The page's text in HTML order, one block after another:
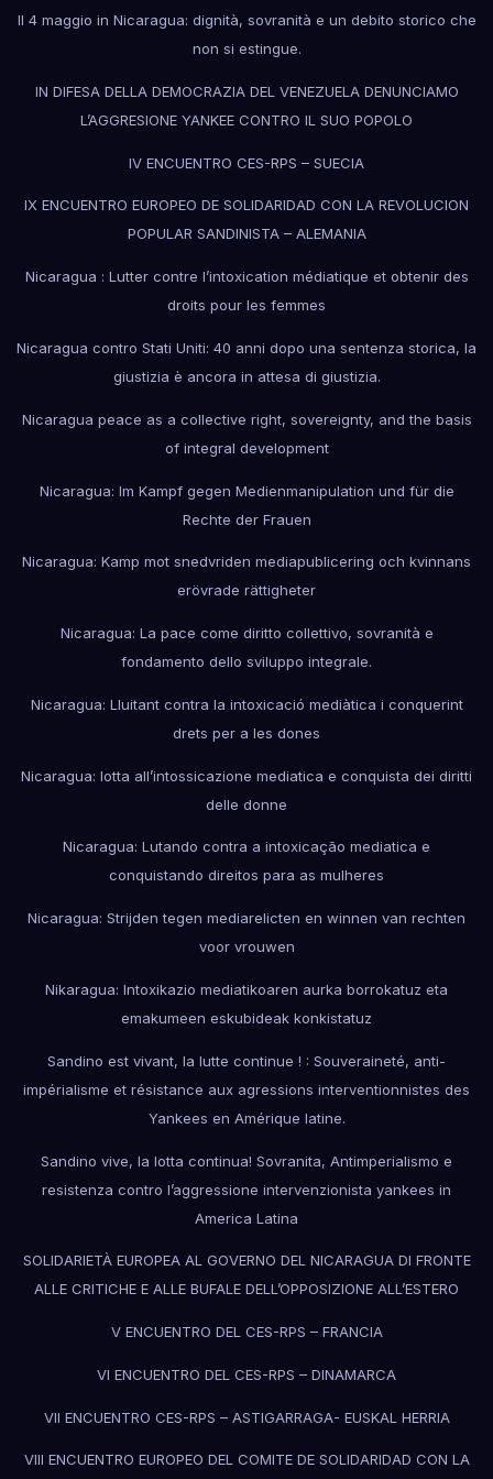
Il 4 maggio in Nicaragua: dignità, sovranità e un debito storico che
non si estingue.
IN DIFESA DELLA DEMOCRAZIA DEL VENEZUELA DENUNCIAMO
L’AGGRESIONE YANKEE CONTRO IL SUO POPOLO
IV ENCUENTRO CES-RPS – SUECIA
IX ENCUENTRO EUROPEO DE SOLIDARIDAD CON LA REVOLUCION
POPULAR SANDINISTA – ALEMANIA
Nicaragua : Lutter contre l’intoxication médiatique et obtenir des
droits pour les femmes
Nicaragua contro Stati Uniti: 40 anni dopo una sentenza storica, la
giustizia è ancora in attesa di giustizia.
Nicaragua peace as a collective right, sovereignty, and the basis
of integral development
Nicaragua: Im Kampf gegen Medienmanipulation und für die
Rechte der Frauen
Nicaragua: Kamp mot snedvriden mediapublicering och kvinnans
erövrade rättigheter
Nicaragua: La pace come diritto collettivo, sovranità e
fondamento dello sviluppo integrale.
Nicaragua: Lluitant contra la intoxicació mediàtica i conquerint
drets per a les dones
Nicaragua: lotta all’intossicazione mediatica e conquista dei diritti
delle donne
Nicaragua: Lutando contra a intoxicação mediatica e
conquistando direitos para as mulheres
Nicaragua: Strijden tegen mediarelicten en winnen van rechten
voor vrouwen
Nikaragua: Intoxikazio mediatikoaren aurka borrokatuz eta
emakumeen eskubideak konkistatuz
Sandino est vivant, la lutte continue ! : Souveraineté, anti-
impérialisme et résistance aux agressions interventionnistes des
Yankees en Amérique latine.
Sandino vive, la lotta continua! Sovranita, Antimperialismo e
resistenza contro l’aggressione intervenzionista yankees in
America Latina
SOLIDARIETÀ EUROPEA AL GOVERNO DEL NICARAGUA DI FRONTE
ALLE CRITICHE E ALLE BUFALE DELL’OPPOSIZIONE ALL’ESTERO
V ENCUENTRO DEL CES-RPS – FRANCIA
VI ENCUENTRO DEL CES-RPS – DINAMARCA
VII ENCUENTRO CES-RPS – ASTIGARRAGA- EUSKAL HERRIA
VIII ENCUENTRO EUROPEO DEL COMITE DE SOLIDARIDAD CON LA